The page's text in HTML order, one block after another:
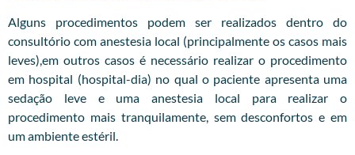
Alguns procedimentos podem ser realizados dentro do
consultório com anestesia local (principalmente os casos mais
leves),em outros casos é necessário realizar o procedimento
em hospital (hospital-dia) no qual o paciente apresenta uma
sedação leve e uma anestesia local para realizar o
procedimento mais tranquilamente, sem desconfortos e em
um ambiente estéril.